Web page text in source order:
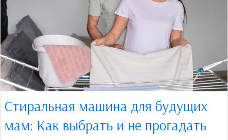
Стиральная машина для будущих
мам: Как выбрать и не прогадать